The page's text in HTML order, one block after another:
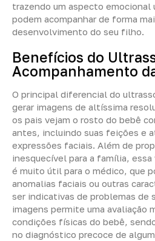
trazendo um aspecto emocional
podem acompanhar de forma
desenvolvimento do seu filho.
Benefícios do
Acompanhamento
O principal diferencial do
gerar imagens de altíssima
os pais vejam o rosto do bebê
antes, incluindo suas feições e
expressões faciais. Além de
inesquecível para a família,
é muito útil para o médico, que
anomalias faciais ou outras
ser indicativas de problemas de
imagens permite uma avaliação
condições físicas do bebê,
no diagnóstico precoce de